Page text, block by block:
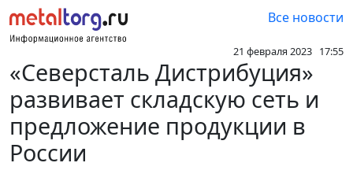
Все новости
21 февраля 2023 17:55
«Северсталь Дистрибуция»
развивает складскую сеть и
предложение продукции в
России